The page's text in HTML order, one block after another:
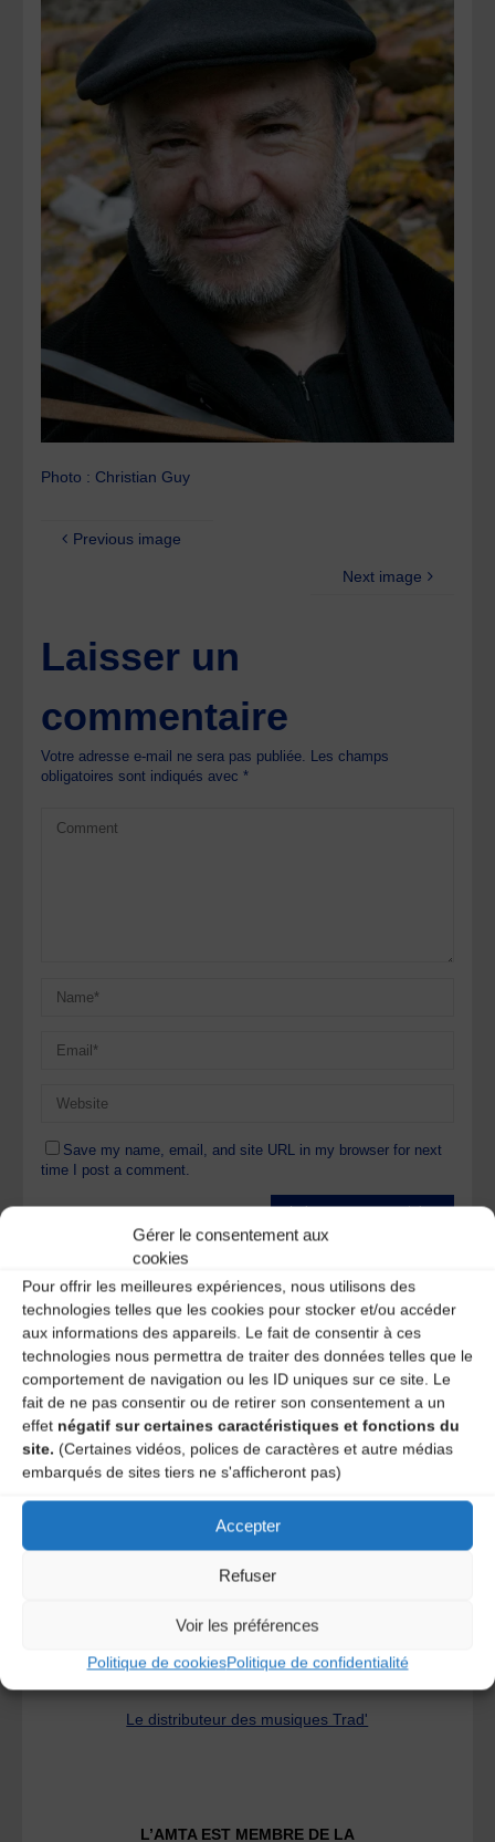
Gérer le consentement aux
cookies
Pour offrir les meilleures expériences, nous utilisons des
technologies telles que les cookies pour stocker et/ou accéder
aux informations des appareils. Le fait de consentir à ces
technologies nous permettra de traiter des données telles que le
comportement de navigation ou les ID uniques sur ce site. Le
fait de ne pas consentir ou de retirer son consentement a un
effet négatif sur certaines caractéristiques et fonctions du
site. (Certaines vidéos, polices de caractères et autre médias
embarqués de sites tiers ne s'afficheront pas)
Accepter
Refuser
Voir les préférences
Politique de cookiesPolitique de confidentialité
Photo : Christian Guy
Previous image
Next image
Laisser un
commentaire
Votre adresse e-mail ne sera pas publiée. Les champs
obligatoires sont indiqués avec*
Save my name, email, and site URL in my browser for next
time I post a comment.
Ce site utilise Akismet pour réduire les indésirables.
commentaires sont traitées.
A DECOUVRIR :
Le distributeur des musiques Trad'
L’AMTA EST MEMBRE DE LA